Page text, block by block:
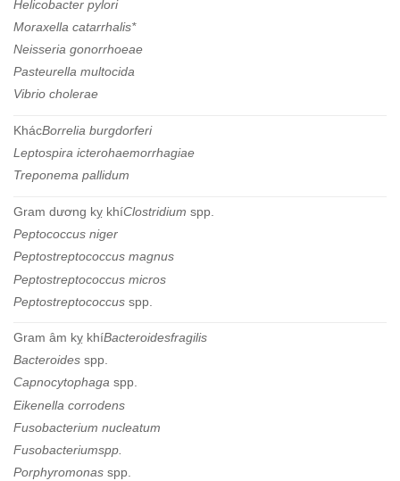
Helicobacter pylori
Moraxella catarrhalis*
Neisseria gonorrhoeae
Pasteurella multocida
Vibrio cholerae
KhácBorrelia burgdorferi
Leptospira icterohaemorrhagiae
Treponema pallidum
Gram dương kỵ khíClostridium spp.
Peptococcus niger
Peptostreptococcus magnus
Peptostreptococcus micros
Peptostreptococcus spp.
Gram âm kỵ khíBacteroidesfragilis
Bacteroides spp.
Capnocytophaga spp.
Eikenella corrodens
Fusobacterium nucleatum
Fusobacteriumspp.
Porphyromonas spp.